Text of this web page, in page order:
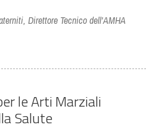
Direttore Tecnico dell'AMHA
le Arti Marziali
Salute